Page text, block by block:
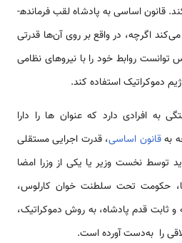
قانون اساسی به پادشاه لقب فرمانده­
اگرچه، در واقع بر روی آن‌ها قدرتی
توانست روابط خود را با نیروهای نظامی
دموکراتیک استفاده کند.
به افرادی دارد که عنوان ها را دارا
بهقانون اساسی، قدرت اجرایی مستقلی
توسط نخست وزیر یا یکی از وزرا امضا
حکومت تحت سلطنت خوان کارلوس،
و ثابت قدم پادشاه، به روش دموکراتیک،
را به‌دست آورده است.